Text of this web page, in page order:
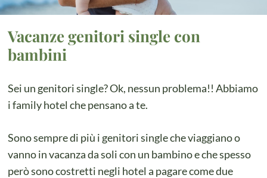
Vacanze genitori single con
bambini
Sei un genitori single? Ok, nessun problema!! Abbiamo
i family hotel che pensano a te.
Sono sempre di più i genitori single che viaggiano o
vanno in vacanza da soli con un bambino e che spesso
però sono costretti negli hotel a pagare come due